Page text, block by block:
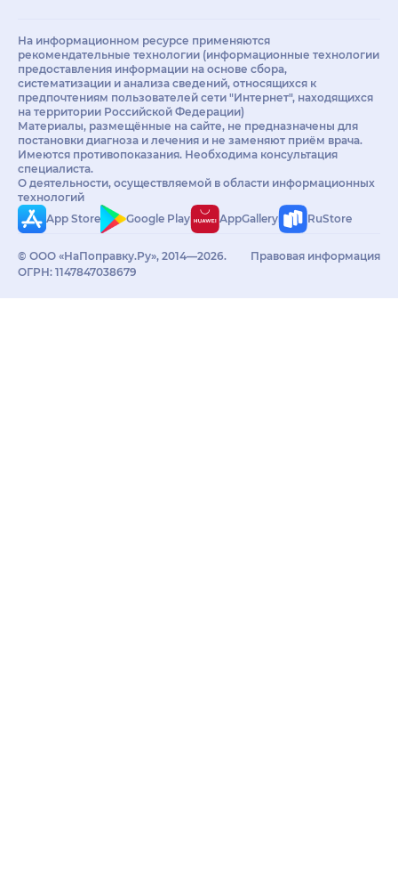
На информационном ресурсе применяются
рекомендательные технологии (информационные технологии
предоставления информации на основе сбора,
систематизации и анализа сведений, относящихся к
предпочтениям пользователей сети "Интернет", находящихся
на территории Российской Федерации)
Материалы, размещённые на сайте, не предназначены для
постановки диагноза и лечения и не заменяют приём врача.
Имеются противопоказания. Необходима консультация
специалиста.
О деятельности, осуществляемой в области информационных
технологий
App Store
Google Play AppGallery RuStore
© ООО «НаПоправку.Ру», 2014—2026.
ОГРН: 1147847038679
Правовая информация